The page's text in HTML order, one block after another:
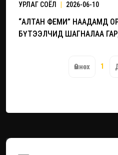
УРЛАГ СОЁЛ 2026-06-10
“АЛТАН ФЕМИ” НААДАМД
БҮТЭЭЛЧИД ШАГНАЛАА
Өмнөх 1